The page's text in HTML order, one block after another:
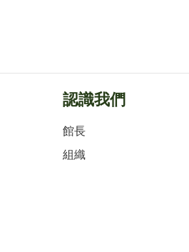
認識我們
館長
組織